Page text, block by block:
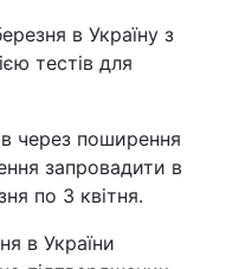
в Україну з
тестів для
через поширення
запровадити в
по 3 квітня.
в України